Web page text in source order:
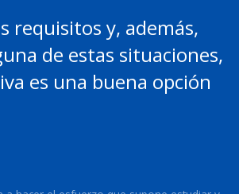
requisitos y, además,
de estas situaciones,
es una buena opción